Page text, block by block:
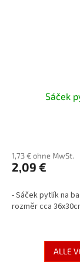
Sáček
1,73 € ohne MwSt.
2,09 €
- Sáček pytlík na
rozměr cca
ALLE